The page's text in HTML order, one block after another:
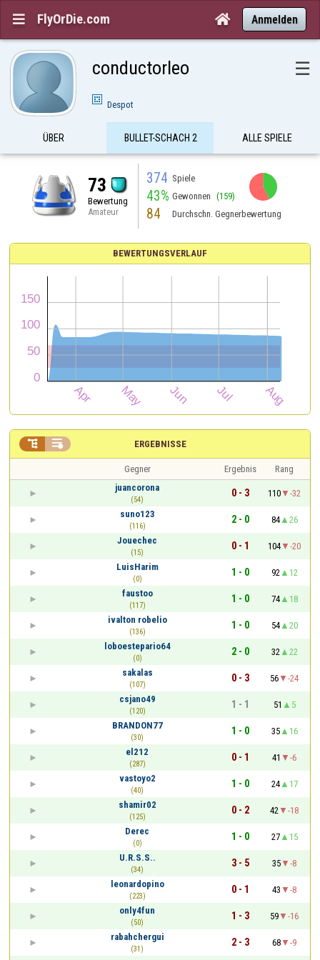
 FlyOrDie.com  Anmelden
conductorleo ☰
Despot
ÜBER BULLET-SCHACH 2 ALLE SPIELE
73
Bewertung
Amateur
374 Spiele
43% Gewonnen (159)
84 Durchschn. Gegnerbewertung
BEWERTUNGSVERLAUF
ERGEBNISSE
 
Gegner Ergebnis
Rang
juancorona
(54)
0 - 3 110
-32
suno123
(116)
2 - 0 84
26
Jouechec
(15)
0 - 1 104
-20
LuisHarim
(0)
1 - 0 92
12
faustoo
(117)
1 - 0 74
18
ivalton robelio
(136)
1 - 0 54
20
loboestepario64
(0)
2 - 0 32
22
sakalas
(107)
0 - 3 56
-24
csjano49
(120)
1 - 1 51
5
BRANDON77
(30)
1 - 0 35
16
el212
(287)
0 - 1 41
-6
vastoyo2
(40)
1 - 0 24
17
shamir02
(125)
0 - 2 42
-18
Derec
(0)
1 - 0 27
15
U.R.S.S..
(34)
3 - 5 35
-8
leonardopino
(223)
0 - 1 43
-8
only4fun
(50)
1 - 3 59
-16
rabahchergui
(31)
2 - 3 68
-9